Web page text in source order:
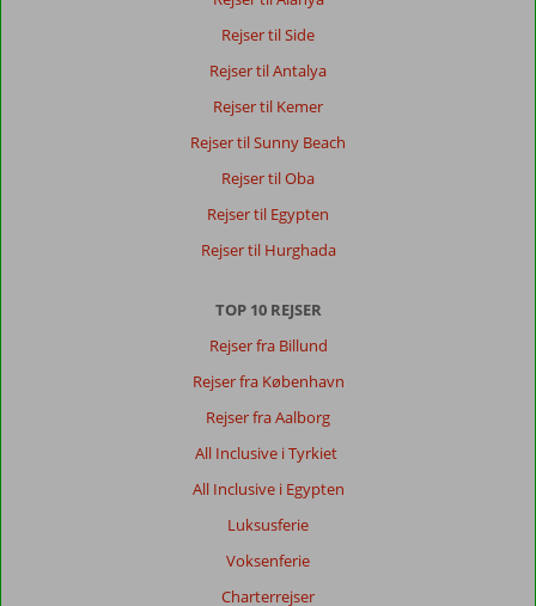
Rejser til Side
Rejser til Antalya
Rejser til Kemer
Rejser til Sunny Beach
Rejser til Oba
Rejser til Egypten
Rejser til Hurghada
TOP 10 REJSER
Rejser fra Billund
Rejser fra København
Rejser fra Aalborg
All Inclusive i Tyrkiet
All Inclusive i Egypten
Luksusferie
Voksenferie
Charterrejser